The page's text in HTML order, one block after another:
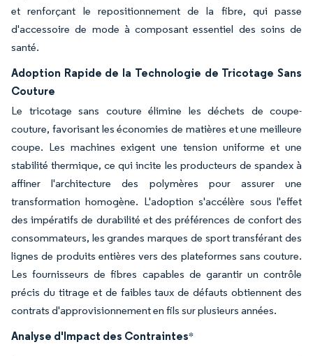
et renforçant le repositionnement de la fibre, qui passe
d'accessoire de mode à composant essentiel des soins de
santé.
Adoption Rapide de la Technologie de Tricotage Sans
Couture
Le tricotage sans couture élimine les déchets de coupe-
couture, favorisant les économies de matières et une meilleure
coupe. Les machines exigent une tension uniforme et une
stabilité thermique, ce qui incite les producteurs de spandex à
affiner l'architecture des polymères pour assurer une
transformation homogène. L'adoption s'accélère sous l'effet
des impératifs de durabilité et des préférences de confort des
consommateurs, les grandes marques de sport transférant des
lignes de produits entières vers des plateformes sans couture.
Les fournisseurs de fibres capables de garantir un contrôle
précis du titrage et de faibles taux de défauts obtiennent des
contrats d'approvisionnement en fils sur plusieurs années.
Analyse d'Impact des Contraintes*